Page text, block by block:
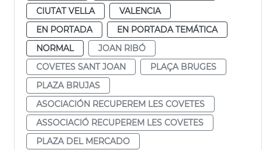
CIUTAT VELLA
VALENCIA
EN PORTADA
EN PORTADA TEMÁTICA
NORMAL
JOAN RIBÓ
COVETES SANT JOAN
PLAÇA BRUGES
PLAZA BRUJAS
ASOCIACIÓN RECUPEREM LES COVETES
ASSOCIACIÓ RECUPEREM LES COVETES
PLAZA DEL MERCADO